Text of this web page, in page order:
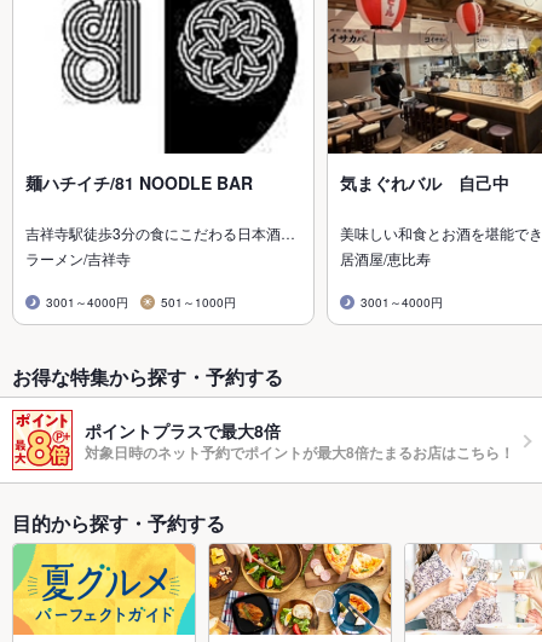
麺ハチイチ/81 NOODLE BAR
吉祥寺駅徒歩3分の食にこだわる日本酒…
ラーメン/吉祥寺
3001～4000円 501～1000円
気まぐれバル 自己中
美味しい和食とお酒を堪能で
居酒屋/恵比寿
3001～4000円
お得な特集から探す・予約する
ポイントプラスで最大8倍
対象日時のネット予約でポイントが最大8倍たまるお店はこちら！
目的から探す・予約する